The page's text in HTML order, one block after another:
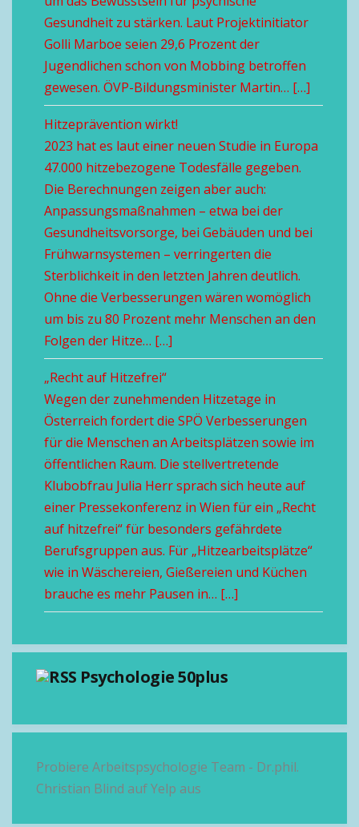
Gesundheit zu stärken. Laut Projektinitiator
Golli Marboe seien 29,6 Prozent der
Jugendlichen schon von Mobbing betroffen
gewesen. ÖVP-Bildungsminister Martin… […]
Hitzeprävention wirkt!
2023 hat es laut einer neuen Studie in Europa
47.000 hitzebezogene Todesfälle gegeben.
Die Berechnungen zeigen aber auch:
Anpassungsmaßnahmen – etwa bei der
Gesundheitsvorsorge, bei Gebäuden und bei
Frühwarnsystemen – verringerten die
Sterblichkeit in den letzten Jahren deutlich.
Ohne die Verbesserungen wären womöglich
um bis zu 80 Prozent mehr Menschen an den
Folgen der Hitze… […]
„Recht auf Hitzefrei“
Wegen der zunehmenden Hitzetage in
Österreich fordert die SPÖ Verbesserungen
für die Menschen an Arbeitsplätzen sowie im
öffentlichen Raum. Die stellvertretende
Klubobfrau Julia Herr sprach sich heute auf
einer Pressekonferenz in Wien für ein „Recht
auf hitzefrei“ für besonders gefährdete
Berufsgruppen aus. Für „Hitzearbeitsplätze“
wie in Wäschereien, Gießereien und Küchen
brauche es mehr Pausen in… […]
Psychologie 50plus
Probiere Arbeitspsychologie Team - Dr.phil.
Christian Blind auf Yelp aus